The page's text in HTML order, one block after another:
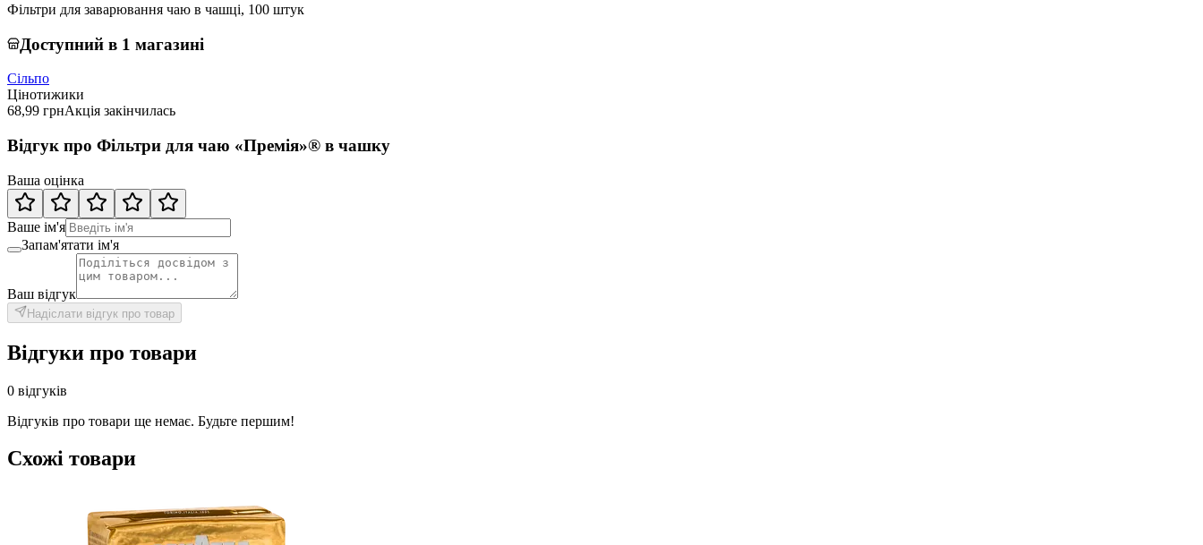
Фільтри для заварювання чаю в чашці, 100 штук
Доступний в 1 магазині
Сільпо
Цінотижики
68,99 грнАкція закінчилась
Відгук про Фільтри для чаю «Премія»® в чашку
Ваша оцінка
Ваше ім'я
Запам'ятати ім'я
Ваш відгук
Надіслати відгук про товар
Відгуки про товари
0 відгуків
Відгуків про товари ще немає. Будьте першим!
Схожі товари